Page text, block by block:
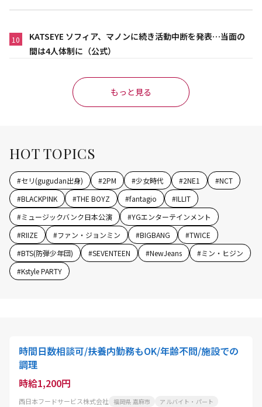
10
KATSEYE ソフィア、マノンに続き活動中断を発表…当面の
間は4人体制に（公式）
もっと見る
HOT TOPICS
#セリ(gugudan出身) #2PM #少女時代 #2NE1 #NCT
#BLACKPINK #THE BOYZ #fantagio #ILLIT
#ミュージックバンク日本公演 #YGエンターテインメント
#RIIZE #ファン・ジョンミン #BIGBANG #TWICE
#BTS(防弾少年団) #SEVENTEEN #NewJeans #ミン・ヒジン
#Kstyle PARTY
時間日数相談可/扶養内勤務もOK/年齢不問/施設での
調理
時給1,200円
西日本フードサービス株式会社 福岡県 嘉麻市 アルバイト・パート